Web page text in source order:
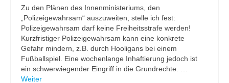
Zu den Plänen des Innenministeriums, den
„Polizeigewahrsam“ auszuweiten, stelle ich fest:
Polizeigewahrsam darf keine Freiheitsstrafe werden!
Kurzfristiger Polizeigewahrsam kann eine konkrete
Gefahr mindern, z.B. durch Hooligans bei einem
Fußballspiel. Eine wochenlange Inhaftierung jedoch ist
ein schwerwiegender Eingriff in die Grundrechte. …
Weiter